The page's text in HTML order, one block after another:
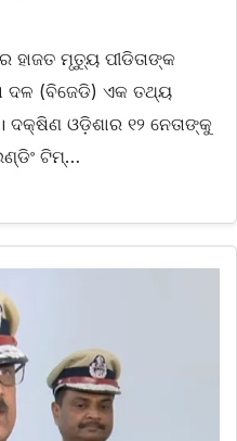
ହାଜତ ମୃତ୍ୟୁ ପୀଡିତାଙ୍କ
ଦଳ (ବିଜେଡି) ଏକ ତଥ୍ୟ
ଦକ୍ଷିଣ ଓଡ଼ିଶାର ୧୨ ନେତାଙ୍କୁ
ଟିମ୍‌…